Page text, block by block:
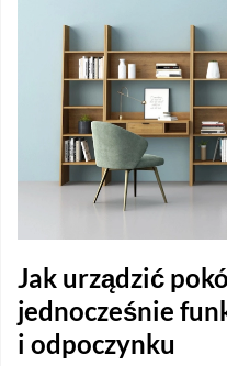
Jak urządzić
jednocześnie
i odpoczynku